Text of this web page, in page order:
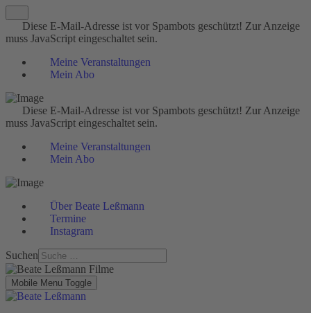
Diese E-Mail-Adresse ist vor Spambots geschützt! Zur Anzeige
muss JavaScript eingeschaltet sein.
Meine Veranstaltungen
Mein Abo
Diese E-Mail-Adresse ist vor Spambots geschützt! Zur Anzeige
muss JavaScript eingeschaltet sein.
Meine Veranstaltungen
Mein Abo
Über Beate Leßmann
Termine
Instagram
Suchen
Mobile Menu Toggle